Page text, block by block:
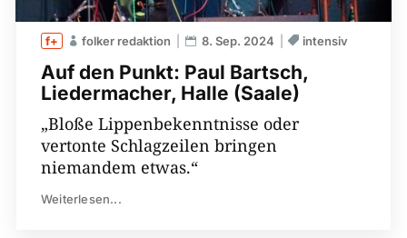
Auf den Punkt: Paul Bartsch,
Liedermacher, Halle (Saale)
folker redaktion 8. Sep. 2024 intensiv
„Bloße Lippenbekenntnisse oder
vertonte Schlagzeilen bringen
niemandem etwas.“
Weiterlesen...